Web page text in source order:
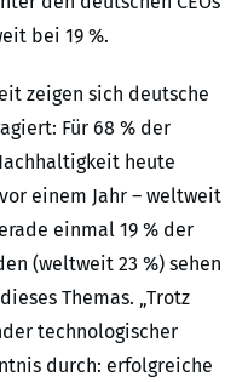
bei 19 %.
zeigen sich deutsche
Für 68 % der
heute
einem Jahr – weltweit
einmal 19 % der
(weltweit 23 %) sehen
Themas. „Trotz
technologischer
durch: erfolgreiche